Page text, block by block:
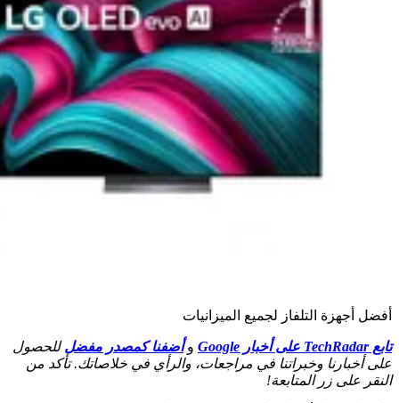
التلفاز لجميع الميزانيات
و أضفنا كمصدر مفضل للحصول
وخبراتنا في مراجعات، والرأي في خلاصاتك. تأكد من
على زر المتابعة!